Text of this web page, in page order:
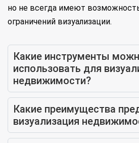
но не всегда имеют
ограничений визуализации.
Какие инструменты
использовать для
недвижимости?
Какие преимущества
визуализация